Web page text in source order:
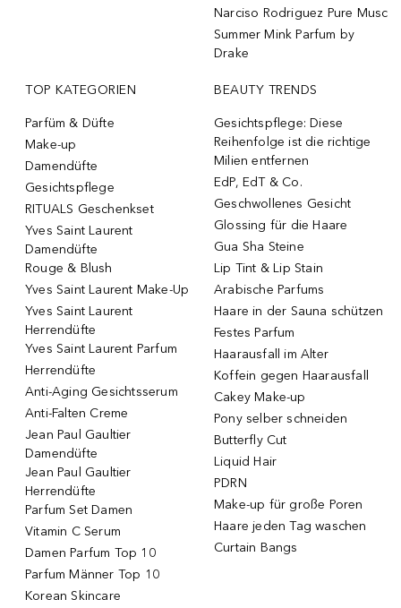
Narciso Rodriguez Pure Musc
Summer Mink Parfum by
Drake
TOP KATEGORIEN
Parfüm & Düfte
Make-up
Damendüfte
Gesichtspflege
RITUALS Geschenkset
Yves Saint Laurent
Damendüfte
Rouge & Blush
Yves Saint Laurent Make-Up
Yves Saint Laurent
Herrendüfte
Yves Saint Laurent Parfum
Herrendüfte
Anti-Aging Gesichtsserum
Anti-Falten Creme
Jean Paul Gaultier
Damendüfte
Jean Paul Gaultier
Herrendüfte
Parfum Set Damen
Vitamin C Serum
Damen Parfum Top 10
Parfum Männer Top 10
Korean Skincare
BEAUTY TRENDS
Gesichtspflege: Diese
Reihenfolge ist die richtige
Milien entfernen
EdP, EdT & Co.
Geschwollenes Gesicht
Glossing für die Haare
Gua Sha Steine
Lip Tint & Lip Stain
Arabische Parfums
Haare in der Sauna schützen
Festes Parfum
Haarausfall im Alter
Koffein gegen Haarausfall
Cakey Make-up
Pony selber schneiden
Butterfly Cut
Liquid Hair
PDRN
Make-up für große Poren
Haare jeden Tag waschen
Curtain Bangs